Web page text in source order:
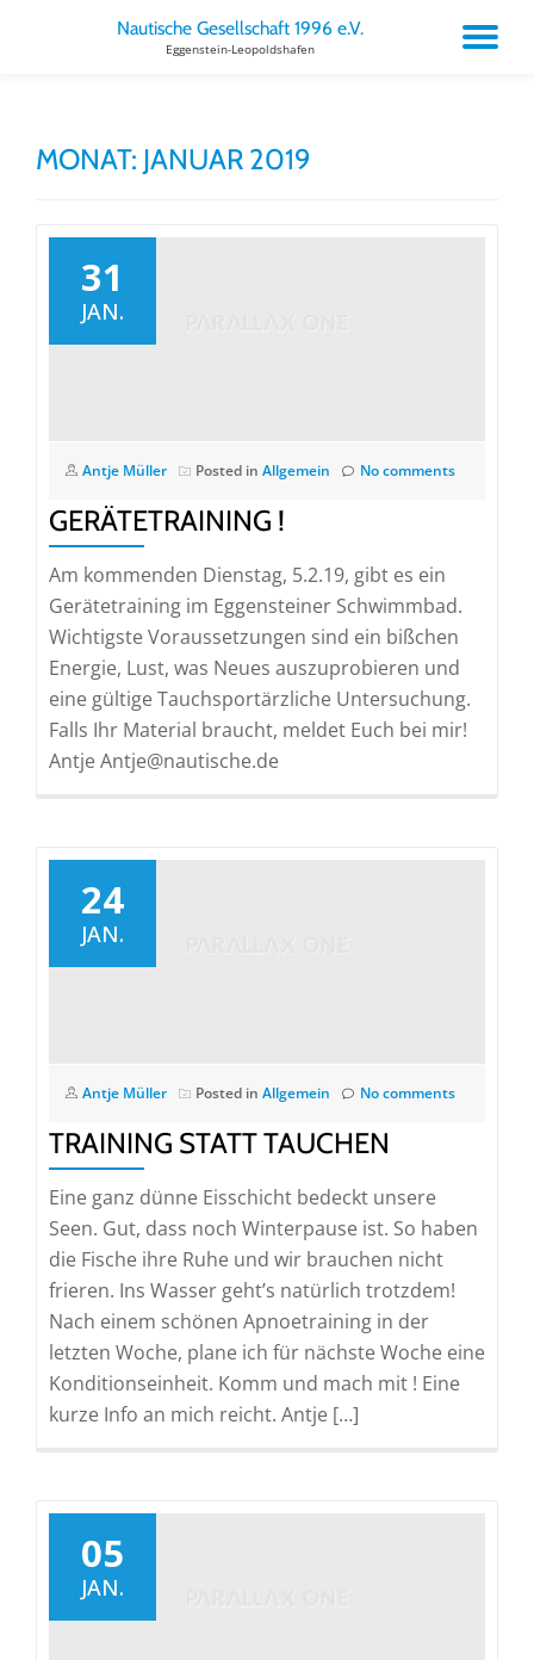
Nautische Gesellschaft 1996 e.V.
Eggenstein-Leopoldshafen
MONAT: JANUAR 2019
31
JAN.
Antje Müller Posted in Allgemein No comments
GERÄTETRAINING !
Am kommenden Dienstag, 5.2.19, gibt es ein
Gerätetraining im Eggensteiner Schwimmbad.
Wichtigste Voraussetzungen sind ein bißchen
Energie, Lust, was Neues auszuprobieren und
eine gültige Tauchsportärzliche Untersuchung.
Falls Ihr Material braucht, meldet Euch bei mir!
Antje Antje@nautische.de
24
JAN.
Antje Müller Posted in Allgemein No comments
TRAINING STATT TAUCHEN
Eine ganz dünne Eisschicht bedeckt unsere
Seen. Gut, dass noch Winterpause ist. So haben
die Fische ihre Ruhe und wir brauchen nicht
frieren. Ins Wasser geht’s natürlich trotzdem!
Nach einem schönen Apnoetraining in der
letzten Woche, plane ich für nächste Woche eine
Konditionseinheit. Komm und mach mit ! Eine
kurze Info an mich reicht. Antje […]
05
JAN.